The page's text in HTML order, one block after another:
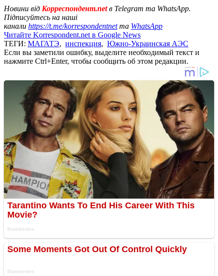
Новини від Корреспондент.netв Telegram та WhatsApp.
Підписуйтесь на наші
канали https://t.me/korrespondentnetта WhatsApp
Читайте Korrespondent.net в Google News
ТЕГИ: МАГАТЭ, инспекция, Южно-Украинская АЭС
Если вы заметили ошибку, выделите необходимый текст и
нажмите Ctrl+Enter, чтобы сообщить об этом редакции.